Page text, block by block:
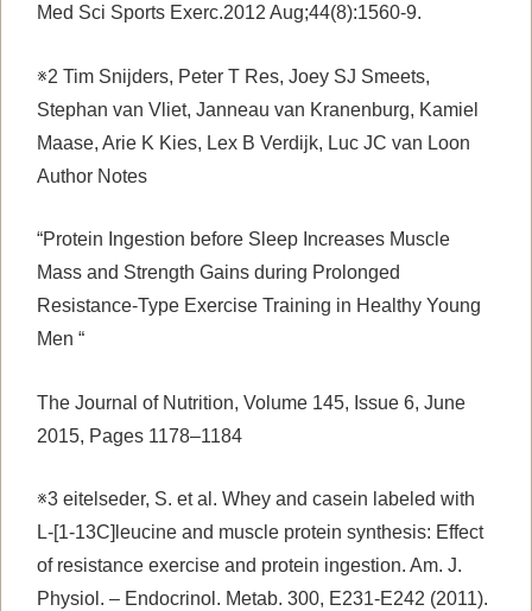
Med Sci Sports Exerc.2012 Aug;44(8):1560-9.
※2 Tim Snijders, Peter T Res, Joey SJ Smeets,
Stephan van Vliet, Janneau van Kranenburg, Kamiel
Maase, Arie K Kies, Lex B Verdijk, Luc JC van Loon
Author Notes
“Protein Ingestion before Sleep Increases Muscle
Mass and Strength Gains during Prolonged
Resistance-Type Exercise Training in Healthy Young
Men “
The Journal of Nutrition, Volume 145, Issue 6, June
2015, Pages 1178–1184
※3 eitelseder, S. et al. Whey and casein labeled with
L-[1-13C]leucine and muscle protein synthesis: Effect
of resistance exercise and protein ingestion. Am. J.
Physiol. – Endocrinol. Metab. 300, E231-E242 (2011).